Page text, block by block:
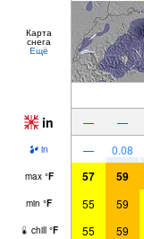
Карта
снега
Ещё
in — —
in — 0.08
max °F 57 59
min °F 55 59
chill °F 55 59